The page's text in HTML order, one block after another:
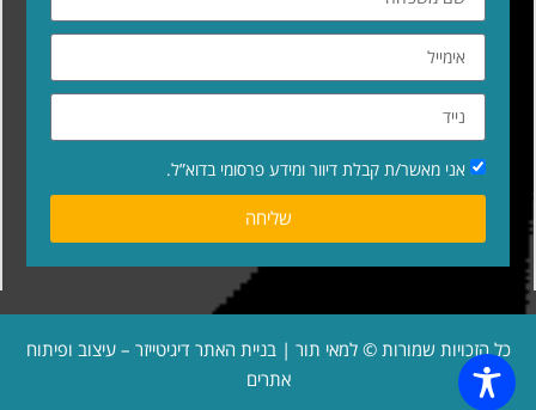
אני מאשר/ת קבלת דיוור ומידע פרסומי בדוא”ל.
שליחה
כל הזכויות שמורות © למאי תור | בניית האתר דיגיטייזר – עיצוב ופיתוח
אתרים